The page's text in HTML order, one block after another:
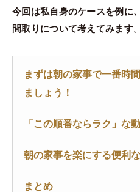
今回は私自身のケースを例に
間取りについて考えてみます。
まずは朝の家事で一番時
ましょう！
「この順番ならラク」な
朝の家事を楽にする便利
まとめ